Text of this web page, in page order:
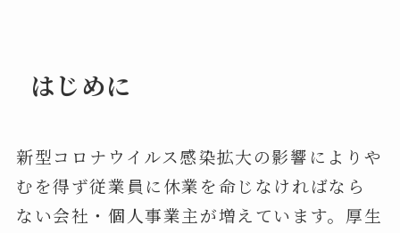
はじめに
新型コロナウイルス感染拡大の影響によりや
むを得ず従業員に休業を命じなければなら
ない会社・個人事業主が増えています。厚生